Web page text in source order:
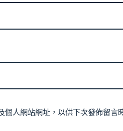
個人網站網址，以供下次發佈留言